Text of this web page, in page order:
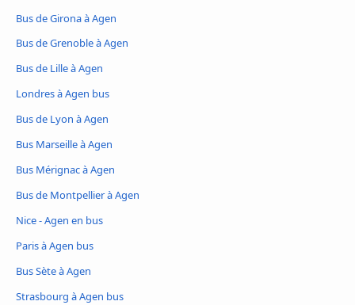
Bus de Girona à Agen
Bus de Grenoble à Agen
Bus de Lille à Agen
Londres à Agen bus
Bus de Lyon à Agen
Bus Marseille à Agen
Bus Mérignac à Agen
Bus de Montpellier à Agen
Nice - Agen en bus
Paris à Agen bus
Bus Sète à Agen
Strasbourg à Agen bus